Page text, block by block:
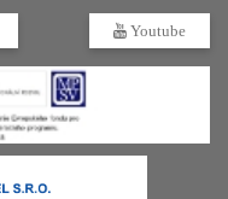
Youtube